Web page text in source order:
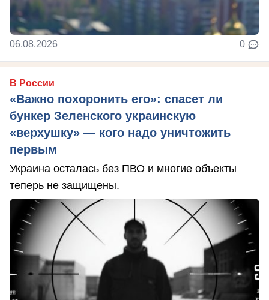
06.08.2026 0
В России
«Важно похоронить его»: спасет ли
бункер Зеленского украинскую
«верхушку» — кого надо уничтожить
первым
Украина осталась без ПВО и многие объекты
теперь не защищены.